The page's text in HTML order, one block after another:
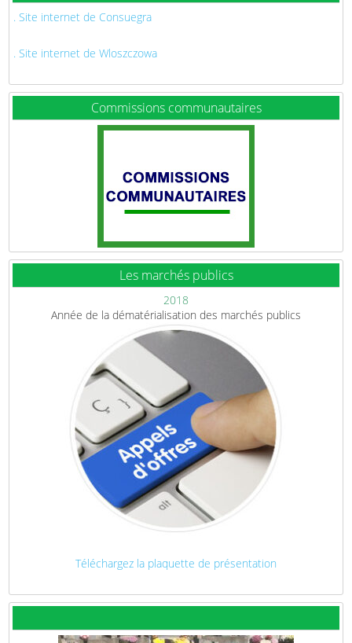
. Site internet de Consuegra
. Site internet de Wloszczowa
Commissions communautaires
Les marchés publics
2018
Année de la dématérialisation des marchés publics
Téléchargez la plaquette de présentation